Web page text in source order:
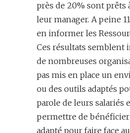
près de 20% sont prêts
leur manager. A peine
en informer les
Ces résultats semblent
de nombreuses
pas mis en place un
ou des outils adaptés
parole de leurs salariés
permettre de
adapté pour faire face